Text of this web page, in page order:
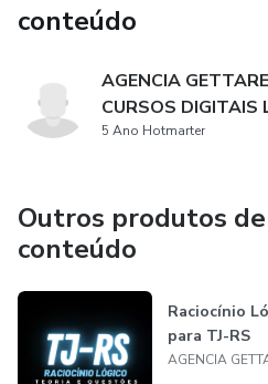
conteúdo
AGENCIA
CURSOS DIGITAIS
5 Ano Hotmarter
Outros produtos
conteúdo
Raciocínio
para TJ-RS